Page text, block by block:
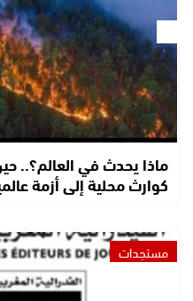
ماذا يحدث في العالم؟..
كوارث محلية إلى أزمة
مستجدات